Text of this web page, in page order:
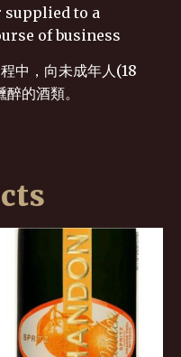
to a
of business
中，向未成年人(18
的酒類。